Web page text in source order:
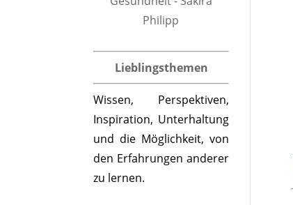
Lieblingsthemen
Wissen, Perspektiven,
Inspiration, Unterhaltung
und die Möglichkeit, von
den Erfahrungen anderer
zu lernen.